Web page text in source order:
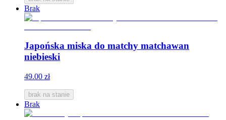
Brak
Japońska miska do matchy matchawan
niebieski
49.00 zł
brak na stanie
Brak